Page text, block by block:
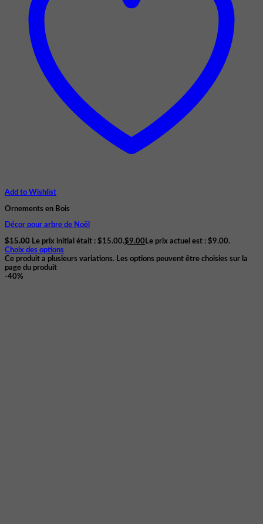
Add to Wishlist
Ornements en Bois
Décor pour arbre de Noël
$15.00 Le prix initial était : $15.00.$9.00 Le prix actuel est : $9.00.
Choix des options
Ce produit a plusieurs variations. Les options peuvent être choisies sur la
page du produit
-40%